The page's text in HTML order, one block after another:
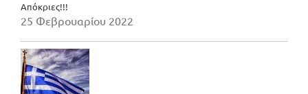
Απόκριες!!!
25 Φεβρουαρίου 2022